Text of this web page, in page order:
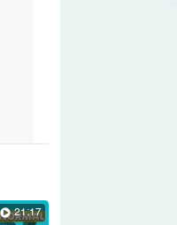
21:17